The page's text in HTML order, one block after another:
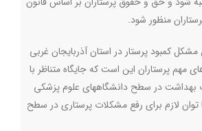
منظور شود.
کمبود پرستار در استان آذربایجان غربی
مهم پرستاران این است که جایگاه متناظر با
بهداشت در سطح دانشگاههای علوم پزشکی
توان لازم برای رفع مشکلات پرستاری در سطح